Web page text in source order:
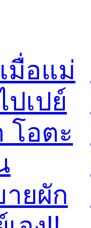
มื่อแม่
ปเปย์
โอตะ
ยผัก